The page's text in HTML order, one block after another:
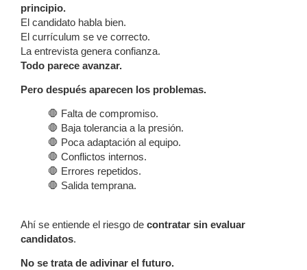
principio.
El candidato habla bien.
El currículum se ve correcto.
La entrevista genera confianza.
Todo parece avanzar.
Pero después aparecen los problemas.
🛑 Falta de compromiso.
🛑 Baja tolerancia a la presión.
🛑 Poca adaptación al equipo.
🛑 Conflictos internos.
🛑 Errores repetidos.
🛑 Salida temprana.
Ahí se entiende el riesgo de contratar sin evaluar
candidatos.
No se trata de adivinar el futuro.